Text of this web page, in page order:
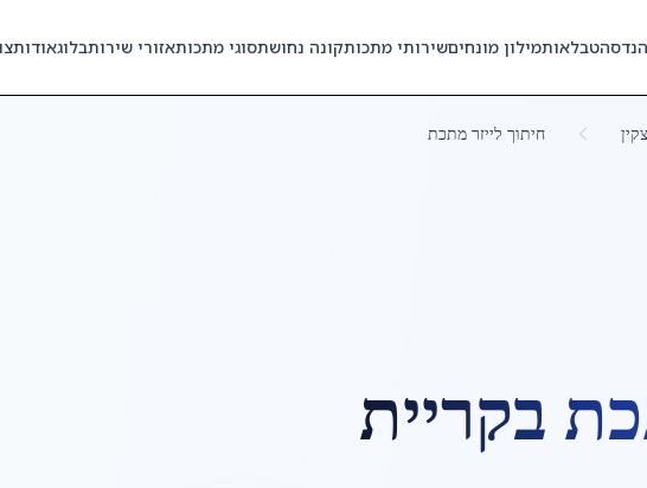
הנדסהטבלאותמילון מונחיםשירותי מתכותקונה נחושתסוגי מתכותאזורי שירותבלוגאודות
חיתוך לייזר מתכת
בקריית